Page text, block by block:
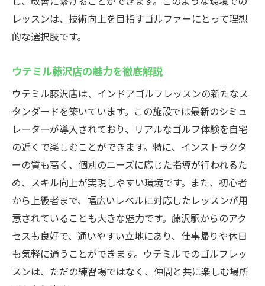
レッスンは、技術向上を目指すゴルファーにとって理想
的な選択肢です。
ウテミル藤沢店の魅力を徹底解説
ウテミル藤沢店は、インドアゴルフレッスンの新たなス
タンダードを築いています。この施設では最新のシミュ
レーターが導入されており、リアルなゴルフ体験を自宅
の近くで楽しむことができます。特に、インストラクタ
ーの質も高く、個別のニーズに応じた指導が行われるた
め、スキル向上が実現しやすい環境です。また、初心者
から上級者まで、幅広いレベルに対応したレッスンが用
意されていることも大きな魅力です。藤沢駅からのアク
セスも良好で、通いやすい立地にあり、仕事帰りや休日
も気軽に通うことができます。ウテミルでのゴルフレッ
スンは、ただの練習場ではなく、仲間と共に楽しむ場所